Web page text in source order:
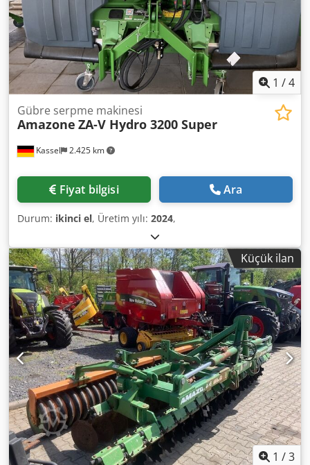
1 /4
Kassel 2.425 km
Gübre serpme makinesi
Amazone ZA-V Hydro 3200 Super
Fiyat bilgisi Ara
Durum: ikinci el, Üretim yılı: 2024,
Küçük ilan
1 /3